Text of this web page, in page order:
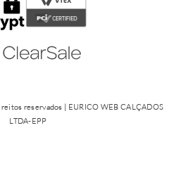
reservados | EURICO WEB CALÇADOS
LTDA-EPP